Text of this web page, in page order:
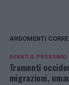
ARGOMENTI
AVANTI IL ​​PROSSIMO
Tramonti
migrazioni,